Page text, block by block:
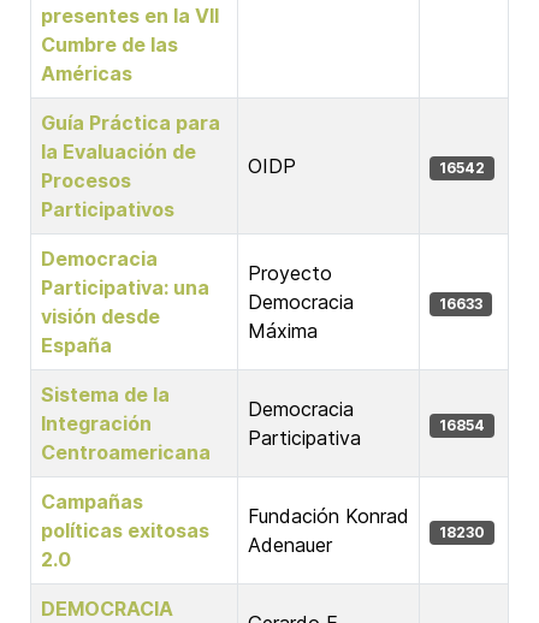
presentes en la VII
Cumbre de las
Américas
Guía Práctica para
la Evaluación de
Procesos
Participativos
OIDP 16542
Democracia
Participativa: una
visión desde
España
Proyecto
Democracia
Máxima
16633
Sistema de la
Integración
Centroamericana
Democracia
Participativa
16854
Campañas
políticas exitosas
2.0
Fundación Konrad
Adenauer
18230
DEMOCRACIA